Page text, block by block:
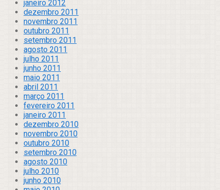
janeiro 2012
dezembro 2011
novembro 2011
outubro 2011
setembro 2011
agosto 2011
julho 2011
junho 2011
maio 2011
abril 2011
março 2011
fevereiro 2011
janeiro 2011
dezembro 2010
novembro 2010
outubro 2010
setembro 2010
agosto 2010
julho 2010
junho 2010